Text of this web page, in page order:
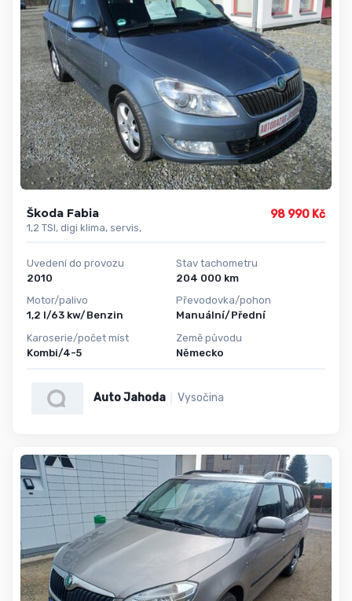
Škoda Fabia
1,2 TSI, digi klima, servis,
98 990 Kč
Uvedení do provozu
2010
Motor/palivo
1,2 l/63 kw/Benzin
Karoserie/počet míst
Kombi/4-5
Stav tachometru
204 000 km
Převodovka/pohon
Manuální/Přední
Země původu
Německo
Auto Jahoda Vysočina